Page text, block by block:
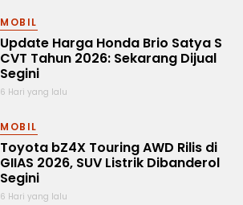
MOBIL
Update Harga Honda Brio Satya S
CVT Tahun 2026: Sekarang Dijual
Segini
6 Hari yang lalu
MOBIL
Toyota bZ4X Touring AWD Rilis di
GIIAS 2026, SUV Listrik Dibanderol
Segini
6 Hari yang lalu